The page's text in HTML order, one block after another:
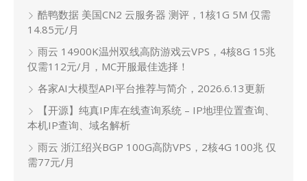
酷鸭数据 美国CN2 云服务器 测评，1核1G 5M 仅需
14.85元/月
雨云 14900K温州双线高防游戏云VPS，4核8G 15兆
仅需112元/月，MC开服最佳选择！
各家AI大模型API平台推荐与简介，2026.6.13更新
【开源】纯真IP库在线查询系统 – IP地理位置查询、
本机IP查询、域名解析
雨云 浙江绍兴BGP 100G高防VPS，2核4G 100兆 仅
需77元/月